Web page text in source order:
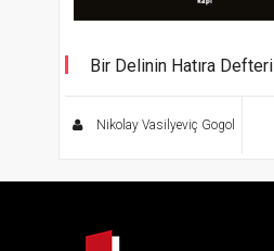
Bir Delinin Hatıra Defteri
Nikolay Vasilyeviç Gogol